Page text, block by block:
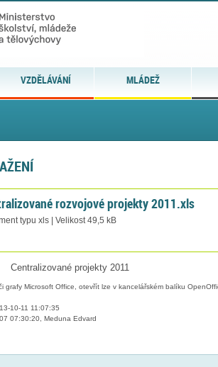
VZDĚLÁVÁNÍ MLÁDEŽ
rozvojové projekty 2011.xls
typu xls | Velikost 49,5 kB
Centralizované projekty 2011
grafy Microsoft Office, otevřít lze v kancelářském balíku
10-11 11:07:35
07:30:20, Meduna Edvard